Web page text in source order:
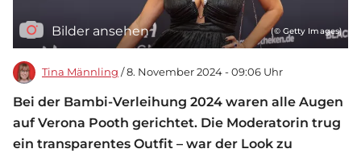
Bilder ansehen (© Getty Images)
Tina Männling / 8. November 2024 - 09:06 Uhr
Bei der Bambi-Verleihung 2024 waren alle Augen
auf Verona Pooth gerichtet. Die Moderatorin trug
ein transparentes Outfit – war der Look zu